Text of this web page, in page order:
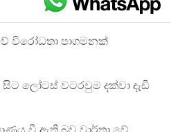
විරෝධතා පාගමනක්
ලෝටස් වටරවුම දක්වා දැඩි